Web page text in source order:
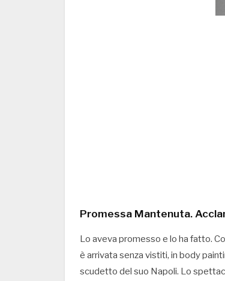
Promessa Mantenuta.
Lo aveva promesso e lo ha fatto.
è arrivata senza vistiti, in body
scudetto del suo Napoli. Lo